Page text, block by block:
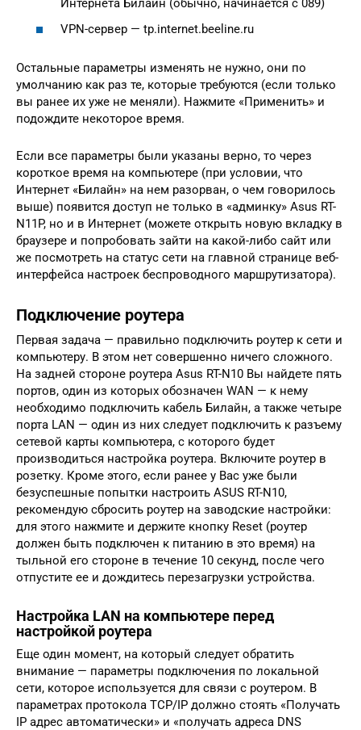
Интернета Билайн (обычно, начинается с 089)
VPN-сервер — tp.internet.beeline.ru
Остальные параметры изменять не нужно, они по
умолчанию как раз те, которые требуются (если только
вы ранее их уже не меняли). Нажмите «Применить» и
подождите некоторое время.
Если все параметры были указаны верно, то через
короткое время на компьютере (при условии, что
Интернет «Билайн» на нем разорван, о чем говорилось
выше) появится доступ не только в «админку» Asus RT-
N11P, но и в Интернет (можете открыть новую вкладку в
браузере и попробовать зайти на какой-либо сайт или
же посмотреть на статус сети на главной странице веб-
интерфейса настроек беспроводного маршрутизатора).
Подключение роутера
Первая задача — правильно подключить роутер к сети и
компьютеру. В этом нет совершенно ничего сложного.
На задней стороне роутера Asus RT-N10 Вы найдете пять
портов, один из которых обозначен WAN — к нему
необходимо подключить кабель Билайн, а также четыре
порта LAN — один из них следует подключить к разъему
сетевой карты компьютера, с которого будет
производиться настройка роутера. Включите роутер в
розетку. Кроме этого, если ранее у Вас уже были
безуспешные попытки настроить ASUS RT-N10,
рекомендую сбросить роутер на заводские настройки:
для этого нажмите и держите кнопку Reset (роутер
должен быть подключен к питанию в это время) на
тыльной его стороне в течение 10 секунд, после чего
отпустите ее и дождитесь перезагрузки устройства.
Настройка LAN на компьютере перед
настройкой роутера
Еще один момент, на который следует обратить
внимание — параметры подключения по локальной
сети, которое используется для связи с роутером. В
параметрах протокола TCP/IP должно стоять «Получать
IP адрес автоматически» и «получать адреса DNS